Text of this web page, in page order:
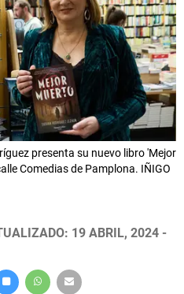
presenta su nuevo libro 'Mejor
Comedias de Pamplona. IÑIGO
19 ABRIL, 2024 -